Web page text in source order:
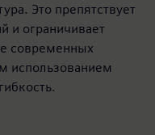
Это препятствует
и ограничивает
современных
использованием